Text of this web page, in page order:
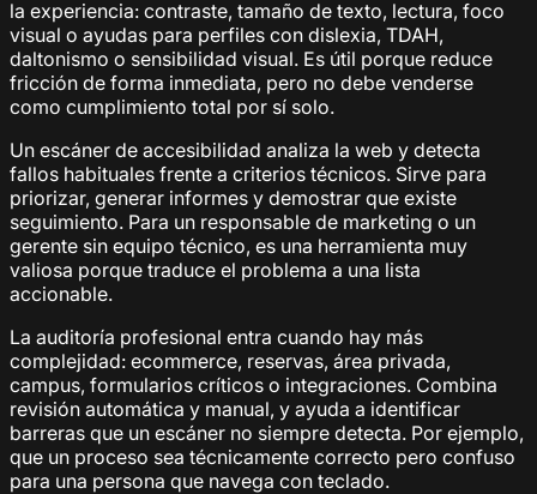
la experiencia: contraste, tamaño de texto, lectura, foco
visual o ayudas para perfiles con dislexia, TDAH,
daltonismo o sensibilidad visual. Es útil porque reduce
fricción de forma inmediata, pero no debe venderse
como cumplimiento total por sí solo.
Un escáner de accesibilidad analiza la web y detecta
fallos habituales frente a criterios técnicos. Sirve para
priorizar, generar informes y demostrar que existe
seguimiento. Para un responsable de marketing o un
gerente sin equipo técnico, es una herramienta muy
valiosa porque traduce el problema a una lista
accionable.
La auditoría profesional entra cuando hay más
complejidad: ecommerce, reservas, área privada,
campus, formularios críticos o integraciones. Combina
revisión automática y manual, y ayuda a identificar
barreras que un escáner no siempre detecta. Por ejemplo,
que un proceso sea técnicamente correcto pero confuso
para una persona que navega con teclado.